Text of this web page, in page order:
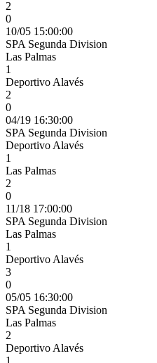
2
0
10/05 15:00:00
SPA Segunda Division
Las Palmas
1
Deportivo Alavés
2
0
04/19 16:30:00
SPA Segunda Division
Deportivo Alavés
1
Las Palmas
2
0
11/18 17:00:00
SPA Segunda Division
Las Palmas
1
Deportivo Alavés
3
0
05/05 16:30:00
SPA Segunda Division
Las Palmas
2
Deportivo Alavés
1